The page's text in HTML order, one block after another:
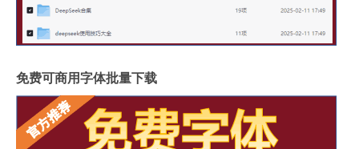
免费可商用字体批量下载